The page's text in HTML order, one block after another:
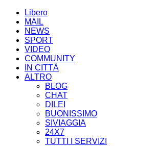
Libero
MAIL
NEWS
SPORT
VIDEO
COMMUNITY
IN CITTÀ
ALTRO
BLOG
CHAT
DILEI
BUONISSIMO
SIVIAGGIA
24X7
TUTTI I SERVIZI